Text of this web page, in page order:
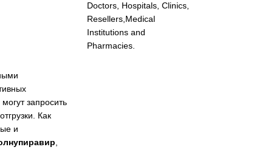
запросить
Как
и
Doctors, Hospitals, Clinics,
Resellers,Medical
Institutions and
Pharmacies.